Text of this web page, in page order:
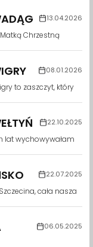
13.04.2026
Chrzestną
08.01.2026
to zaszczyt, który
22.10.2025
lat wychowywałam
22.07.2025
cała nasza
06.05.2025